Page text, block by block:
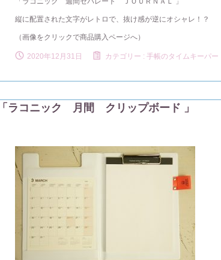
縦に配置された文字がレトロで、抜け感が逆にオシャレ！？
（画像をクリックで商品購入ページへ）
2020年12月31日 カテゴリー : 手帳のタイムキーパー
「ラコニック 月間 クリップボード 」